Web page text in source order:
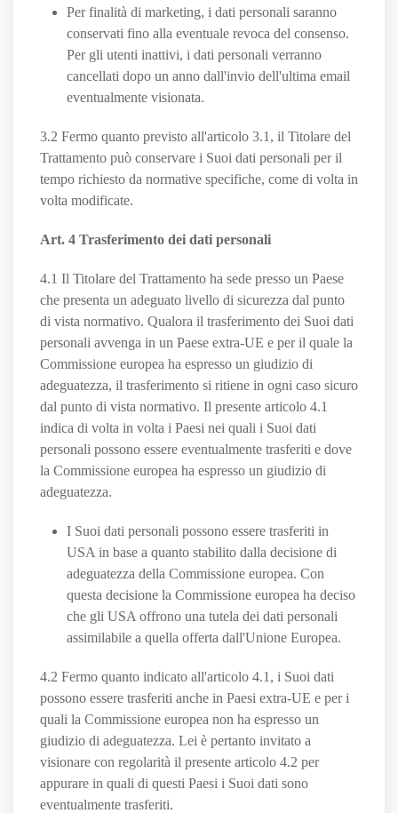
Per finalità di marketing, i dati personali saranno
conservati fino alla eventuale revoca del consenso.
Per gli utenti inattivi, i dati personali verranno
cancellati dopo un anno dall'invio dell'ultima email
eventualmente visionata.
3.2 Fermo quanto previsto all'articolo 3.1, il Titolare del
Trattamento può conservare i Suoi dati personali per il
tempo richiesto da normative specifiche, come di volta in
volta modificate.
Art. 4 Trasferimento dei dati personali
4.1 Il Titolare del Trattamento ha sede presso un Paese
che presenta un adeguato livello di sicurezza dal punto
di vista normativo. Qualora il trasferimento dei Suoi dati
personali avvenga in un Paese extra-UE e per il quale la
Commissione europea ha espresso un giudizio di
adeguatezza, il trasferimento si ritiene in ogni caso sicuro
dal punto di vista normativo. Il presente articolo 4.1
indica di volta in volta i Paesi nei quali i Suoi dati
personali possono essere eventualmente trasferiti e dove
la Commissione europea ha espresso un giudizio di
adeguatezza.
I Suoi dati personali possono essere trasferiti in
USA in base a quanto stabilito dalla decisione di
adeguatezza della Commissione europea. Con
questa decisione la Commissione europea ha deciso
che gli USA offrono una tutela dei dati personali
assimilabile a quella offerta dall'Unione Europea.
4.2 Fermo quanto indicato all'articolo 4.1, i Suoi dati
possono essere trasferiti anche in Paesi extra-UE e per i
quali la Commissione europea non ha espresso un
giudizio di adeguatezza. Lei è pertanto invitato a
visionare con regolarità il presente articolo 4.2 per
appurare in quali di questi Paesi i Suoi dati sono
eventualmente trasferiti.